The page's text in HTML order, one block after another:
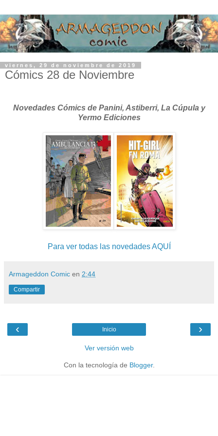
viernes, 29 de noviembre de 2019
Cómics 28 de Noviembre
Novedades Cómics de Panini, Astiberri, La Cúpula y
Yermo Ediciones
Para ver todas las novedades AQUÍ
Armageddon Comic en 2:44
Compartir
‹ ›
Inicio
Ver versión web
Con la tecnología de Blogger.